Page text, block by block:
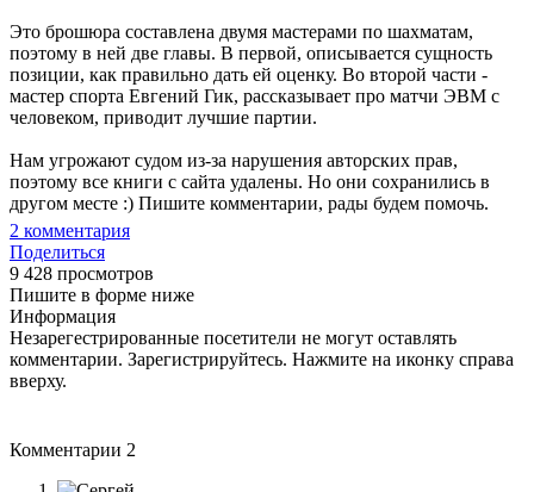
Это брошюра составлена двумя мастерами по шахматам,
поэтому в ней две главы. В первой, описывается сущность
позиции, как правильно дать ей оценку. Во второй части -
мастер спорта Евгений Гик, рассказывает про матчи ЭВМ с
человеком, приводит лучшие партии.
Нам угрожают судом из-за нарушения авторских прав,
поэтому все книги с сайта удалены. Но они сохранились в
другом месте :) Пишите комментарии, рады будем помочь.
2 комментария
Поделиться
9 428 просмотров
Пишите в форме ниже
Информация
Незарегестрированные посетители не могут оставлять
комментарии. Зарегистрируйтесь. Нажмите на иконку справа
вверху.
Комментарии 2